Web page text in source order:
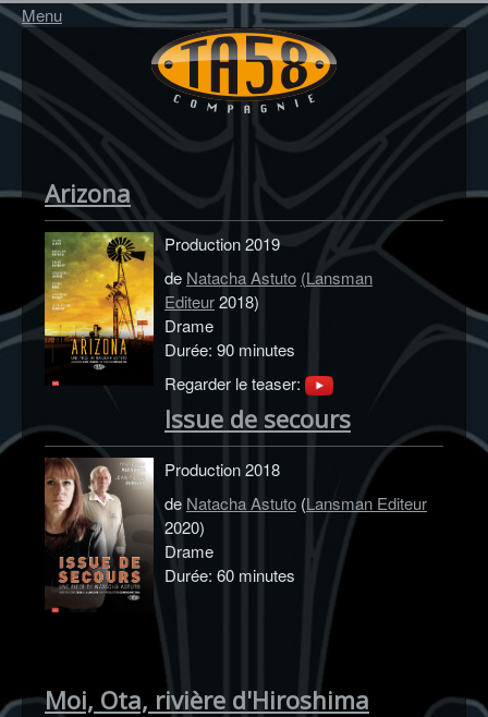
Menu
Arizona
Production 2019
de Natacha Astuto (Lansman
Editeur2018)
Drame
Durée: 90 minutes
Regarder le teaser:
Issue de secours
Production 2018
de Natacha Astuto (Lansman Editeur
2020)
Drame
Durée: 60 minutes
Moi, Ota, rivière d'Hiroshima